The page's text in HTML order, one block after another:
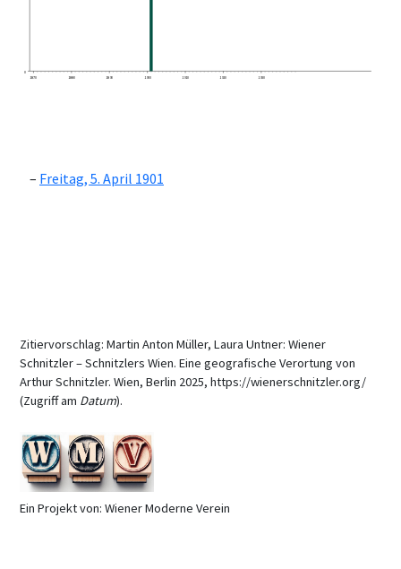
0
1870
1880 1890 1900 1910 1920 1930
Freitag, 5. April 1901
Zitiervorschlag: Martin Anton Müller, Laura Untner: Wiener
Schnitzler – Schnitzlers Wien. Eine geografische Verortung von
Arthur Schnitzler. Wien, Berlin 2025, https://wienerschnitzler.org/
(Zugriff am Datum).
Ein Projekt von: Wiener Moderne Verein